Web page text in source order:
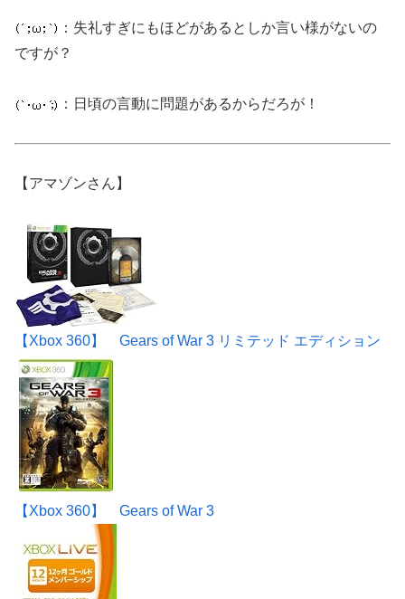
：失礼すぎにもほどがあるとしか言い様がないの
ですが？
：日頃の言動に問題があるからだろが！
【アマゾンさん】
【Xbox 360】 Gears of War 3 リミテッド エディション
【Xbox 360】 Gears of War 3